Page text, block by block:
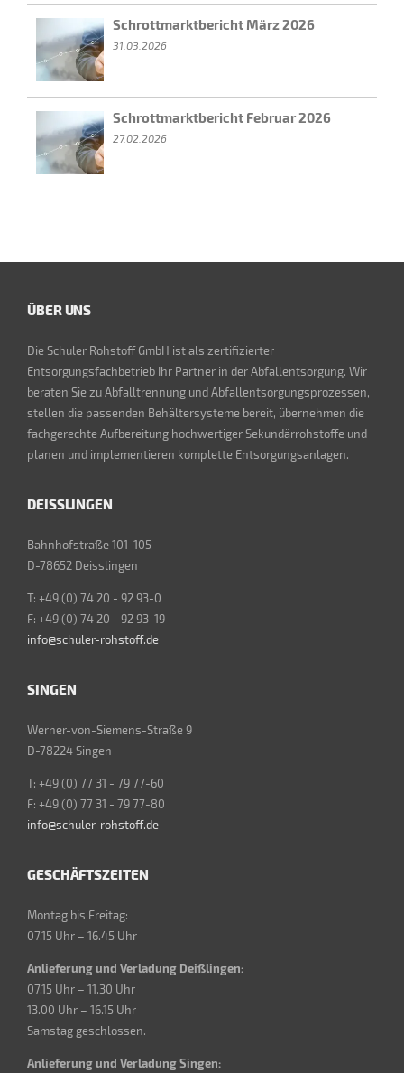
Schrottmarktbericht März 2026
31.03.2026
Schrottmarktbericht Februar 2026
27.02.2026
ÜBER UNS
Die Schuler Rohstoff GmbH ist als zertifizierter
Entsorgungsfachbetrieb Ihr Partner in der Abfallentsorgung. Wir
beraten Sie zu Abfalltrennung und Abfallentsorgungsprozessen,
stellen die passenden Behältersysteme bereit, übernehmen die
fachgerechte Aufbereitung hochwertiger Sekundärrohstoffe und
planen und implementieren komplette Entsorgungsanlagen.
DEISSLINGEN
Bahnhofstraße 101-105
D-78652 Deisslingen
T: +49 (0) 74 20 - 92 93-0
F: +49 (0) 74 20 - 92 93-19
info@schuler-rohstoff.de
SINGEN
Werner-von-Siemens-Straße 9
D-78224 Singen
T: +49 (0) 77 31 - 79 77-60
F: +49 (0) 77 31 - 79 77-80
info@schuler-rohstoff.de
GESCHÄFTSZEITEN
Montag bis Freitag:
07.15 Uhr – 16.45 Uhr
Anlieferung und Verladung Deißlingen:
07.15 Uhr – 11.30 Uhr
13.00 Uhr – 16.15 Uhr
Samstag geschlossen.
Anlieferung und Verladung Singen: